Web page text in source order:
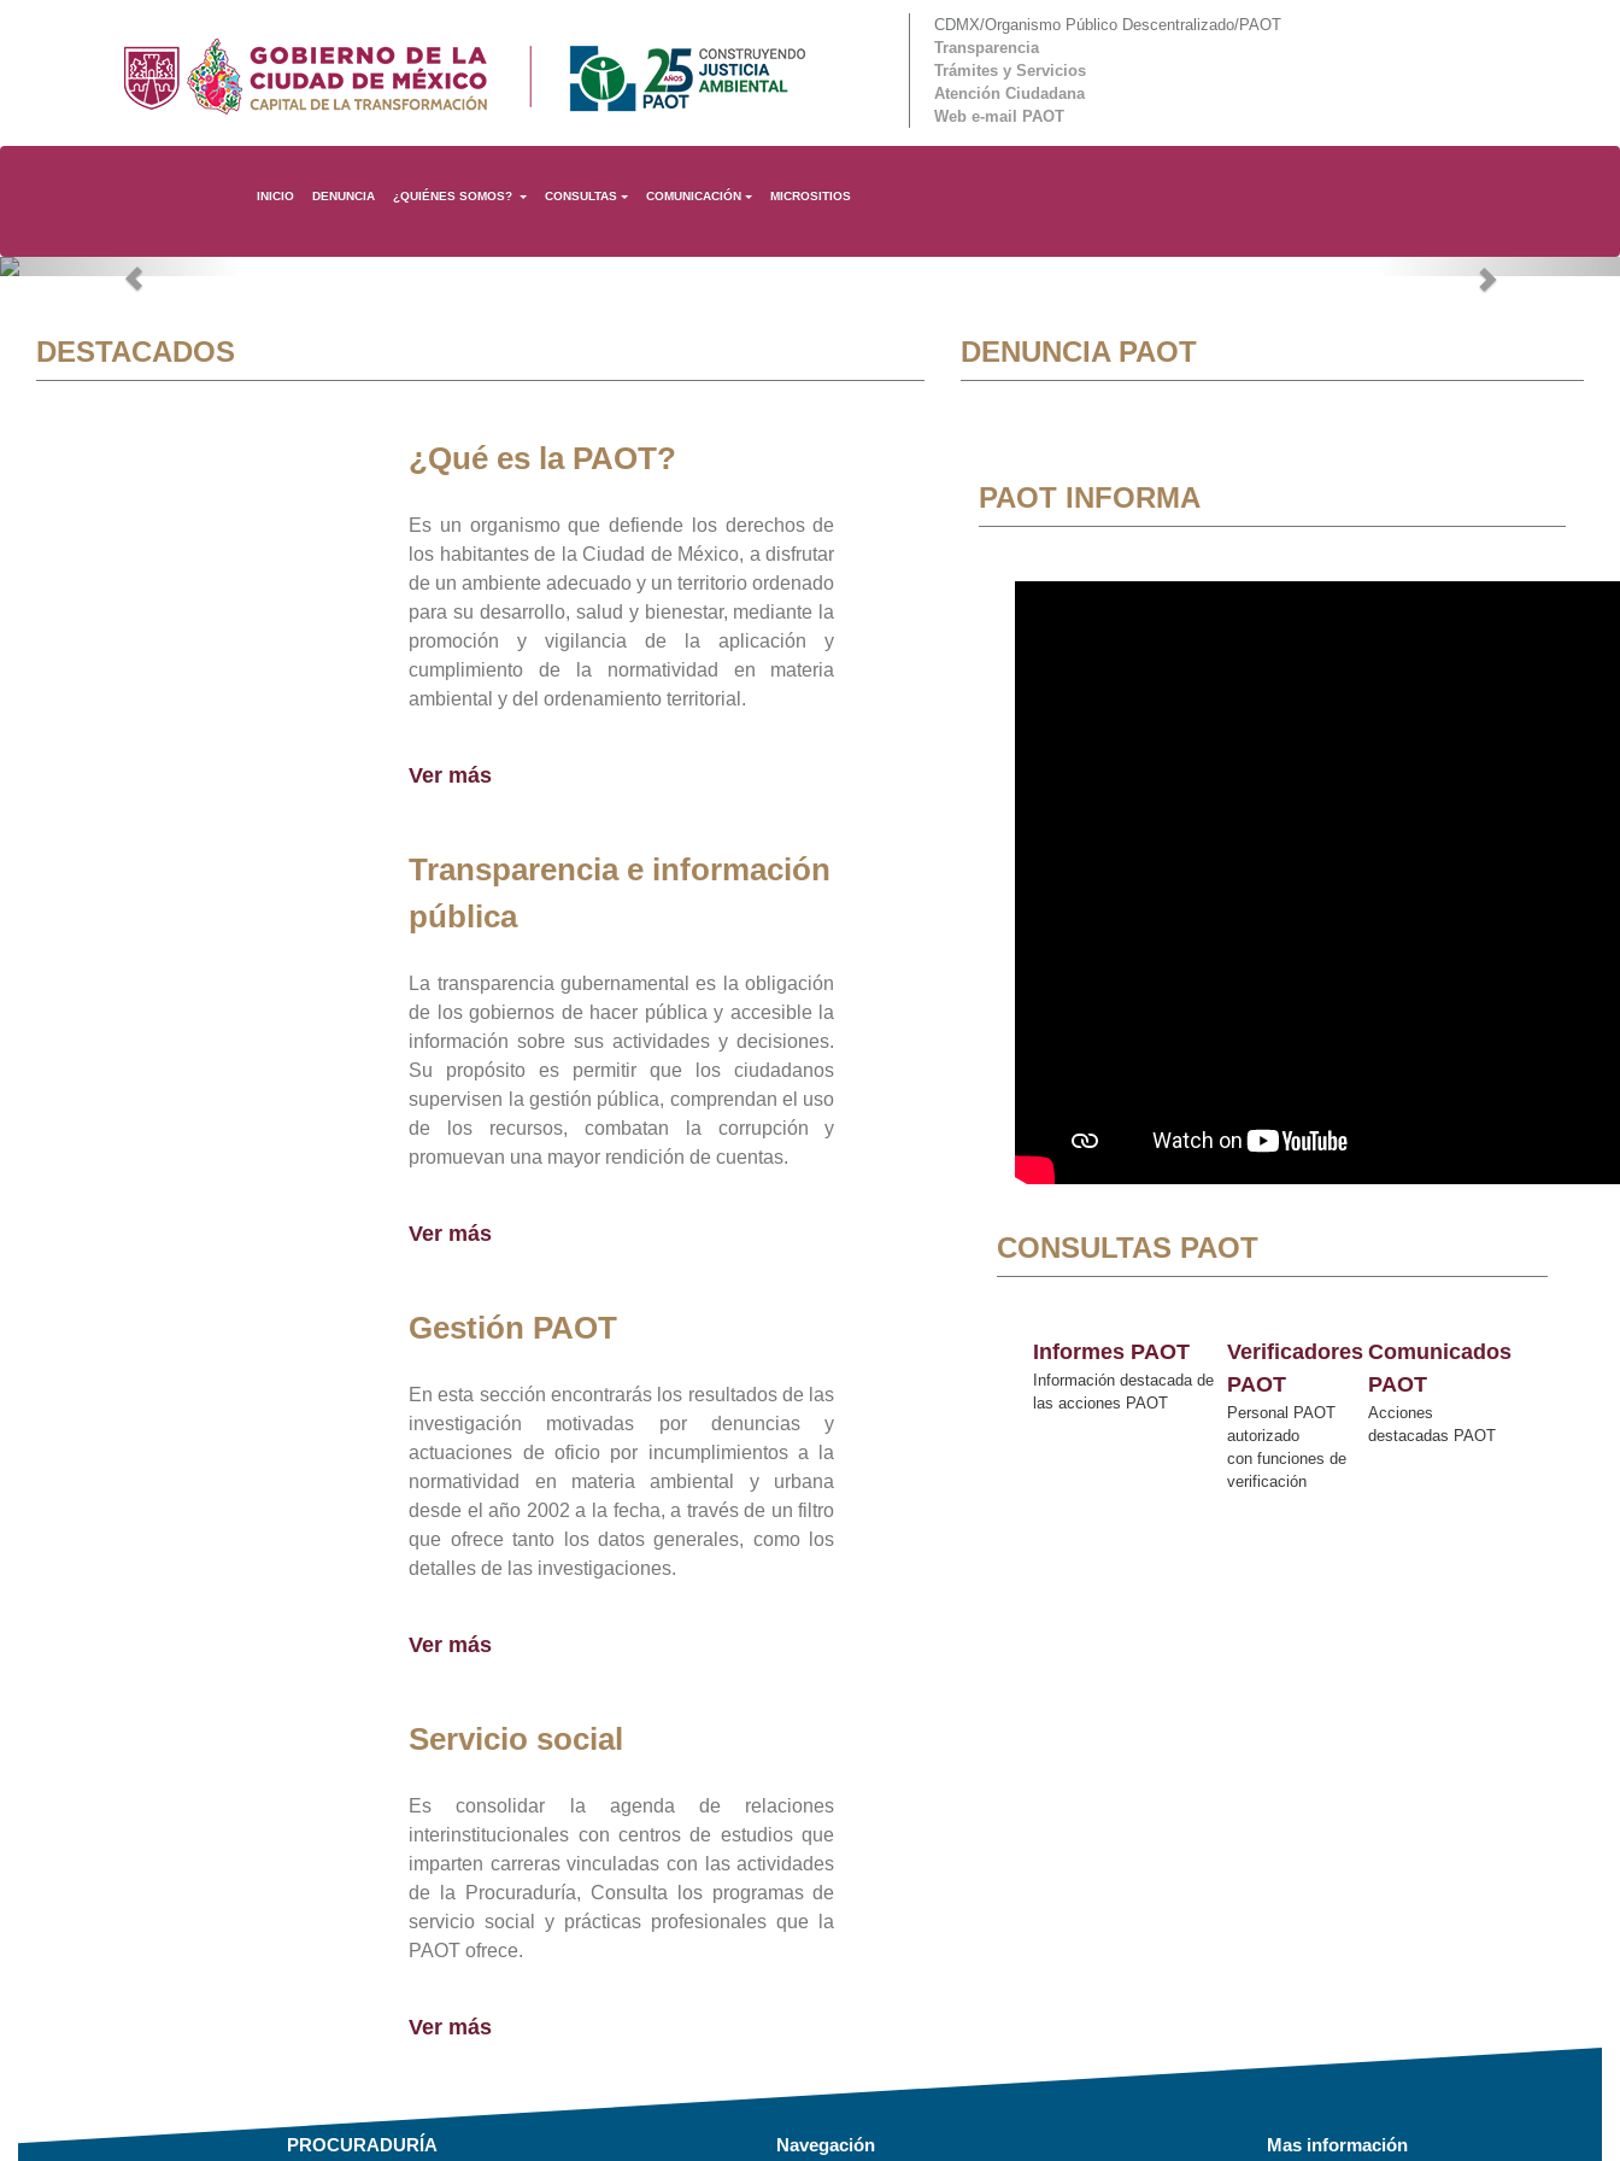
CDMX/Organismo Público Descentralizado/PAOT
Transparencia
Trámites y Servicios
Atención Ciudadana
Web e-mail PAOT
INICIO DENUNCIA ¿QUIÉNES SOMOS? CONSULTAS COMUNICACIÓN MICROSITIOS
Previous Next
DESTACADOS
¿Qué es la PAOT?
Es un organismo que defiende los derechos de
los habitantes de la Ciudad de México, a disfrutar
de un ambiente adecuado y un territorio ordenado
para su desarrollo, salud y bienestar, mediante la
promoción y vigilancia de la aplicación y
cumplimiento de la normatividad en materia
ambiental y del ordenamiento territorial.
Ver más
Transparencia e información
pública
La transparencia gubernamental es la obligación
de los gobiernos de hacer pública y accesible la
información sobre sus actividades y decisiones.
Su propósito es permitir que los ciudadanos
supervisen la gestión pública, comprendan el uso
de los recursos, combatan la corrupción y
promuevan una mayor rendición de cuentas.
Ver más
Gestión PAOT
En esta sección encontrarás los resultados de las
investigación motivadas por denuncias y
actuaciones de oficio por incumplimientos a la
normatividad en materia ambiental y urbana
desde el año 2002 a la fecha, a través de un filtro
que ofrece tanto los datos generales, como los
detalles de las investigaciones.
Ver más
Servicio social
Es consolidar la agenda de relaciones
interinstitucionales con centros de estudios que
imparten carreras vinculadas con las actividades
de la Procuraduría, Consulta los programas de
servicio social y prácticas profesionales que la
PAOT ofrece.
Ver más
DENUNCIA PAOT
PAOT INFORMA
CONSULTAS PAOT
Informes PAOT
Información destacada de
las acciones PAOT
Verificadores
PAOT
Personal PAOT
autorizado
con funciones de
verificación
Comunicados
PAOT
Acciones
destacadas PAOT
PROCURADURÍA Navegación Mas información